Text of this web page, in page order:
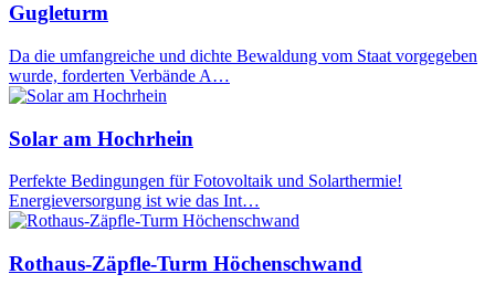
Gugleturm
Da die umfangreiche und dichte Bewaldung vom Staat vorgegeben
wurde, forderten Verbände A…
Solar am Hochrhein
Perfekte Bedingungen für Fotovoltaik und Solarthermie!
Energieversorgung ist wie das Int…
Rothaus-Zäpfle-Turm Höchenschwand